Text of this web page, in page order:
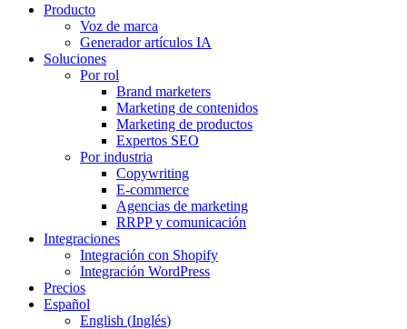
Producto
Voz de marca
Generador artículos IA
Soluciones
Por rol
Brand marketers
Marketing de contenidos
Marketing de productos
Expertos SEO
Por industria
Copywriting
E-commerce
Agencias de marketing
RRPP y comunicación
Integraciones
Integración con Shopify
Integración WordPress
Precios
Español
English (Inglés)